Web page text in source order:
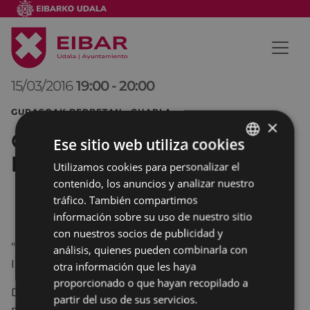
15/03/2016 19:00 -20:00
GURASOAK BERBETAN CHARLA
Charla: Nola jarri mugak HH-
ko umeei
"Como poner limites a los niños de Educación
Infantil"
De la mano de Gurasoak Berbetan, la
BASQUE
SPANISH
×
Ese sitio web utiliza cookies
Utilizamos cookies para personalizar el
contenido, los anuncios y analizar nuestro
tráfico. También compartimos
información sobre su uso de nuestro sitio
con nuestros socios de publicidad y
análisis, quienes pueden combinarla con
otra información que les haya
proporcionado o que hayan recopilado a
partir del uso de sus servicios.